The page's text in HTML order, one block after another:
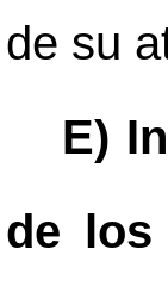
de su
E)
de los